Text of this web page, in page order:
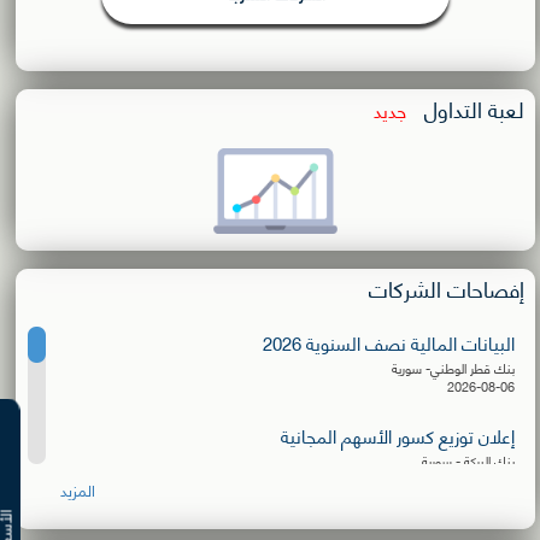
لعبة التداول جديد
إفصاحات الشركات
البيانات المالية نصف السنوية 2026
بنك قطر الوطني- سورية
2026-08-06
إعلان توزيع كسور الأسهم المجانية
بنك البركة - سورية
البيانات المالية نصف السنوية 2026
المزيد